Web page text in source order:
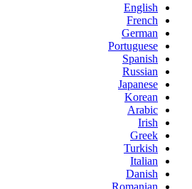
English
French
German
Portuguese
Spanish
Russian
Japanese
Korean
Arabic
Irish
Greek
Turkish
Italian
Danish
Romanian